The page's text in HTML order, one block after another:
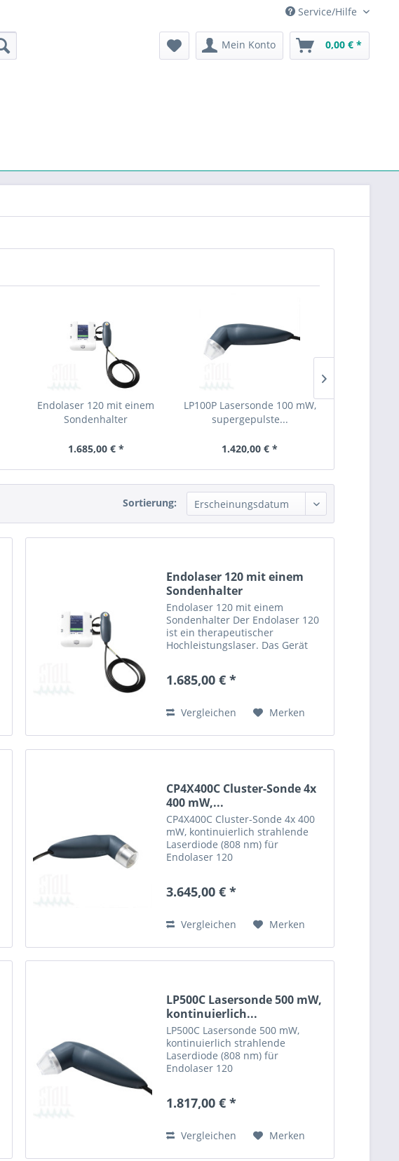
Service/Hilfe
Mein Konto 0,00 € *
Endolaser 120 mit einem
Sondenhalter
1.685,00 € *
LP100P Lasersonde 100 mW,
supergepulste...
1.420,00 € *
Sortierung:
Endolaser 120 mit einem
Sondenhalter
Endolaser 120 mit einem
Sondenhalter Der Endolaser 120
ist ein therapeutischer
Hochleistungslaser. Das Gerät
es gibt dem Benutzer
wirksame...
1.685,00 € *
Vergleichen Merken
CP4X400C Cluster-Sonde 4x
400 mW,...
CP4X400C Cluster-Sonde 4x 400
mW, kontinuierlich strahlende
Laserdiode (808 nm) für
Endolaser 120
3.645,00 € *
Vergleichen Merken
LP500C Lasersonde 500 mW,
kontinuierlich...
LP500C Lasersonde 500 mW,
kontinuierlich strahlende
Laserdiode (808 nm) für
Endolaser 120
1.817,00 € *
Vergleichen Merken